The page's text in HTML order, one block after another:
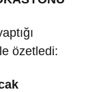
özetledi: